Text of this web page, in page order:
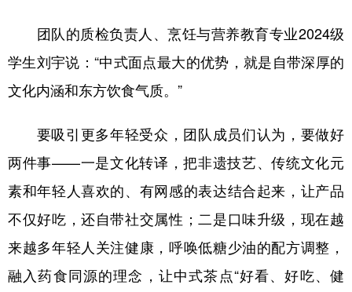
团队的质检负责人、烹饪与营养教育专业2024级
学生刘宇说：“中式面点最大的优势，就是自带深厚的
文化内涵和东方饮食气质。”
要吸引更多年轻受众，团队成员们认为，要做好
两件事——一是文化转译，把非遗技艺、传统文化元
素和年轻人喜欢的、有网感的表达结合起来，让产品
不仅好吃，还自带社交属性；二是口味升级，现在越
来越多年轻人关注健康，呼唤低糖少油的配方调整，
融入药食同源的理念，让中式茶点“好看、好吃、健